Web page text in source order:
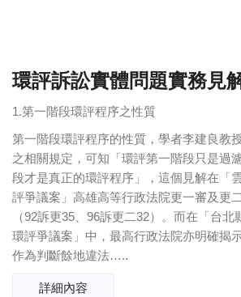
環評訴訟實體問題實務見
1.第一階段環評程序之性質
第一階段環評程序的性質，學者李建良教
之相關規定，可知「環評第一階段只是過
段才是真正的環評程序」，這個見解在「
評爭議案」高雄高等行政法院更一審及更
（92訴更35、96訴更二32）。而在「台
環評爭議案」中，最高行政法院亦明確揭
作為判斷餘地違法…..
詳細內容